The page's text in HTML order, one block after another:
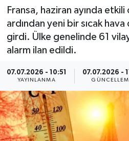
Fransa, haziran ayında etkili
ardından yeni bir sıcak hava
girdi. Ülke genelinde 61
alarm ilan edildi.
07.07.2026 - 10:51
YAYINLANMA
07.07.2026 -
Sağlık
Si̇yaset
Spor
Yaşam
Anali̇z
Son Dakika Haberleri
Haber Arşivi